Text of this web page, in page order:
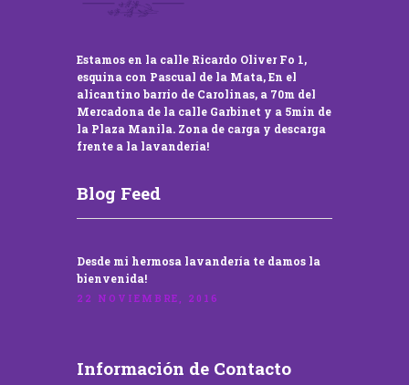
Estamos en la calle Ricardo Oliver Fo 1,
esquina con Pascual de la Mata, En el
alicantino barrio de Carolinas, a 70m del
Mercadona de la calle Garbinet y a 5min de
la Plaza Manila. Zona de carga y descarga
frente a la lavandería!
Blog Feed
Desde mi hermosa lavandería te damos la
bienvenida!
22 NOVIEMBRE, 2016
Información de Contacto